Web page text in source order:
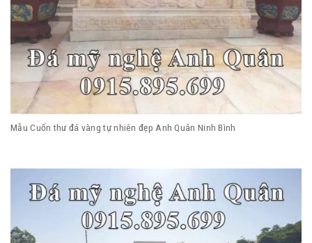
Mẫu Cuốn thư đá vàng tự nhiên đẹp Anh Quân Ninh Bình